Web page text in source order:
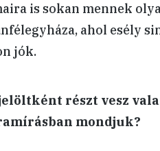
is sokan mennek
ahol esély
jók.
részt vesz
mondjuk?